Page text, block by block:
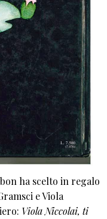
ha scelto in regalo
e Viola
Viola Niccolai, ti